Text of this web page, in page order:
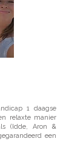
1 daagse
relaxte manier
(Idde, Aron &
een